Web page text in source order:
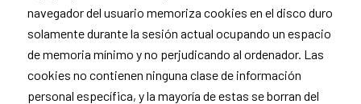
navegador del usuario memoriza cookies en el disco duro
solamente durante la sesión actual ocupando un espacio
de memoria mínimo y no perjudicando al ordenador. Las
cookies no contienen ninguna clase de información
personal específica, y la mayoría de estas se borran del